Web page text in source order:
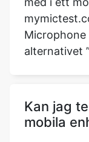
Microphone
alternativet
Kan jag
mobila